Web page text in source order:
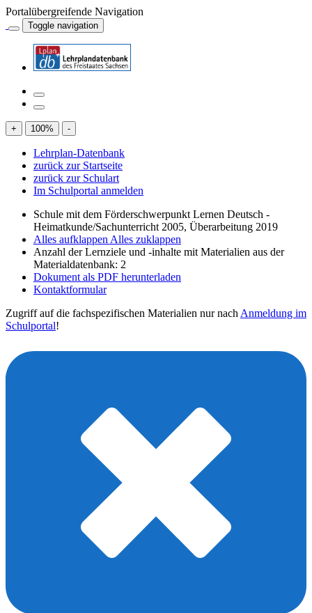
Portalübergreifende Navigation
Toggle navigation
+ 100% -
Lehrplan-Datenbank
zurück zur Startseite
zurück zur Schulart
Im Schulportal anmelden
Schule mit dem Förderschwerpunkt Lernen Deutsch -
Heimatkunde/Sachunterricht 2005, Überarbeitung 2019
Alles aufklappen Alles zuklappen
Anzahl der Lernziele und -inhalte mit Materialien aus der
Materialdatenbank: 2
Dokument als PDF herunterladen
Kontaktformular
Zugriff auf die fachspezifischen Materialien nur nach Anmeldung im
Schulportal!